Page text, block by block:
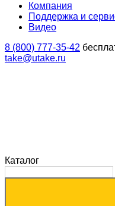
Компания
Поддержка и
Видео
8 (800) 777-35-42
take@utake.ru
Каталог